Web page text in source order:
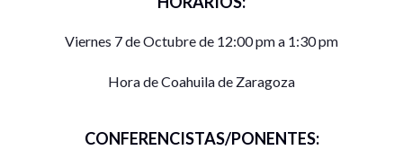
Viernes 7 de Octubre de 12:00 pm a 1:30 pm
Hora de Coahuila de Zaragoza
CONFERENCISTAS/PONENTES: